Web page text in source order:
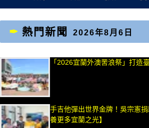
熱門新聞 2026年8月6日
「2026宜蘭外澳罟浪祭」打造
手吉他彈出世界金牌！吳宗憲
養更多宜蘭之光】